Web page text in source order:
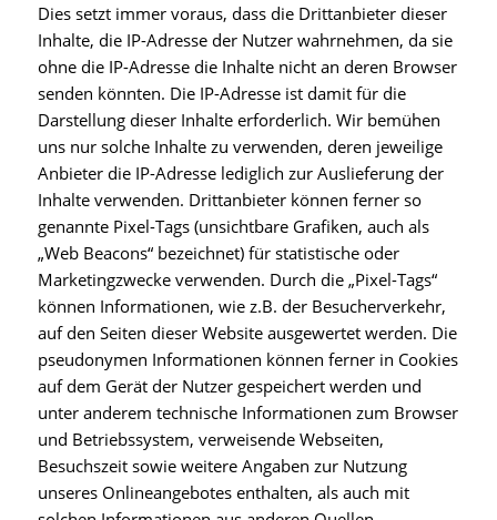
Dies setzt immer voraus, dass die Drittanbieter dieser
Inhalte, die IP-Adresse der Nutzer wahrnehmen, da sie
ohne die IP-Adresse die Inhalte nicht an deren Browser
senden könnten. Die IP-Adresse ist damit für die
Darstellung dieser Inhalte erforderlich. Wir bemühen
uns nur solche Inhalte zu verwenden, deren jeweilige
Anbieter die IP-Adresse lediglich zur Auslieferung der
Inhalte verwenden. Drittanbieter können ferner so
genannte Pixel-Tags (unsichtbare Grafiken, auch als
„Web Beacons“ bezeichnet) für statistische oder
Marketingzwecke verwenden. Durch die „Pixel-Tags“
können Informationen, wie z.B. der Besucherverkehr,
auf den Seiten dieser Website ausgewertet werden. Die
pseudonymen Informationen können ferner in Cookies
auf dem Gerät der Nutzer gespeichert werden und
unter anderem technische Informationen zum Browser
und Betriebssystem, verweisende Webseiten,
Besuchszeit sowie weitere Angaben zur Nutzung
unseres Onlineangebotes enthalten, als auch mit